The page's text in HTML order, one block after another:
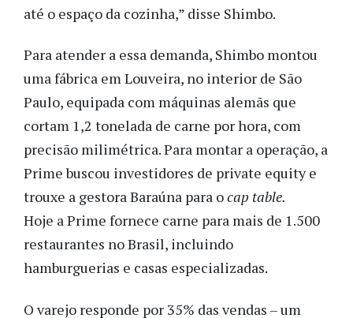
até o espaço da cozinha,” disse Shimbo.
Para atender a essa demanda, Shimbo montou
uma fábrica em Louveira, no interior de São
Paulo, equipada com máquinas alemãs que
cortam 1,2 tonelada de carne por hora, com
precisão milimétrica. Para montar a operação, a
Prime buscou investidores de private equity e
trouxe a gestora Baraúna para ocap table.
Hoje a Prime fornece carne para mais de 1.500
restaurantes no Brasil, incluindo
hamburguerias e casas especializadas.
O varejo responde por 35% das vendas – um